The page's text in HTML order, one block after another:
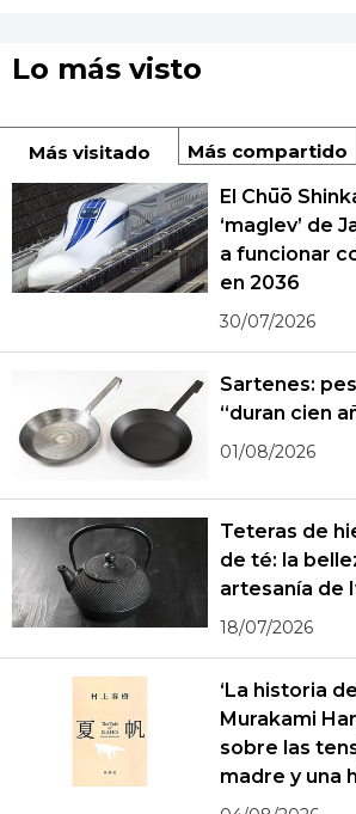
Lo más visto
Más visitado Más compartido
El Chūō
‘maglev’ de
a funcionar
en 2036
30/07/2026
Sartenes:
“duran cien
01/08/2026
Teteras de
de té: la
artesanía de
18/07/2026
‘La historia
Murakami
sobre las
madre y una